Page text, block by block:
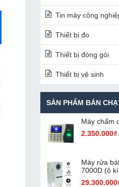
Tin máy công
Thiết bị đo
Thiết bị đóng gói
Thiết bị vệ sinh
SẢN PHẨM BÁN
Máy chấm
2.350.000₫
Máy rửa
7000D (ô